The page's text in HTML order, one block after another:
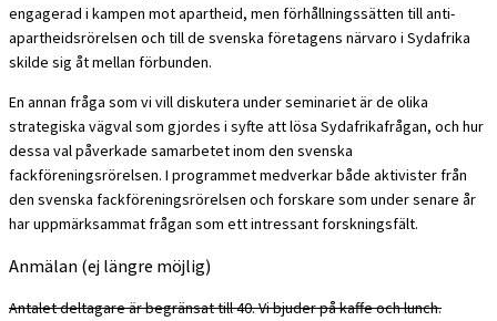
engagerad i kampen mot apartheid, men förhållningssätten till anti-
apartheidsrörelsen och till de svenska företagens närvaro i Sydafrika
skilde sig åt mellan förbunden.
En annan fråga som vi vill diskutera under seminariet är de olika
strategiska vägval som gjordes i syfte att lösa Sydafrikafrågan, och hur
dessa val påverkade samarbetet inom den svenska
fackföreningsrörelsen. I programmet medverkar både aktivister från
den svenska fackföreningsrörelsen och forskare som under senare år
har uppmärksammat frågan som ett intressant forskningsfält.
Anmälan (ej längre möjlig)
Antalet deltagare är begränsat till 40. Vi bjuder på kaffe och lunch.